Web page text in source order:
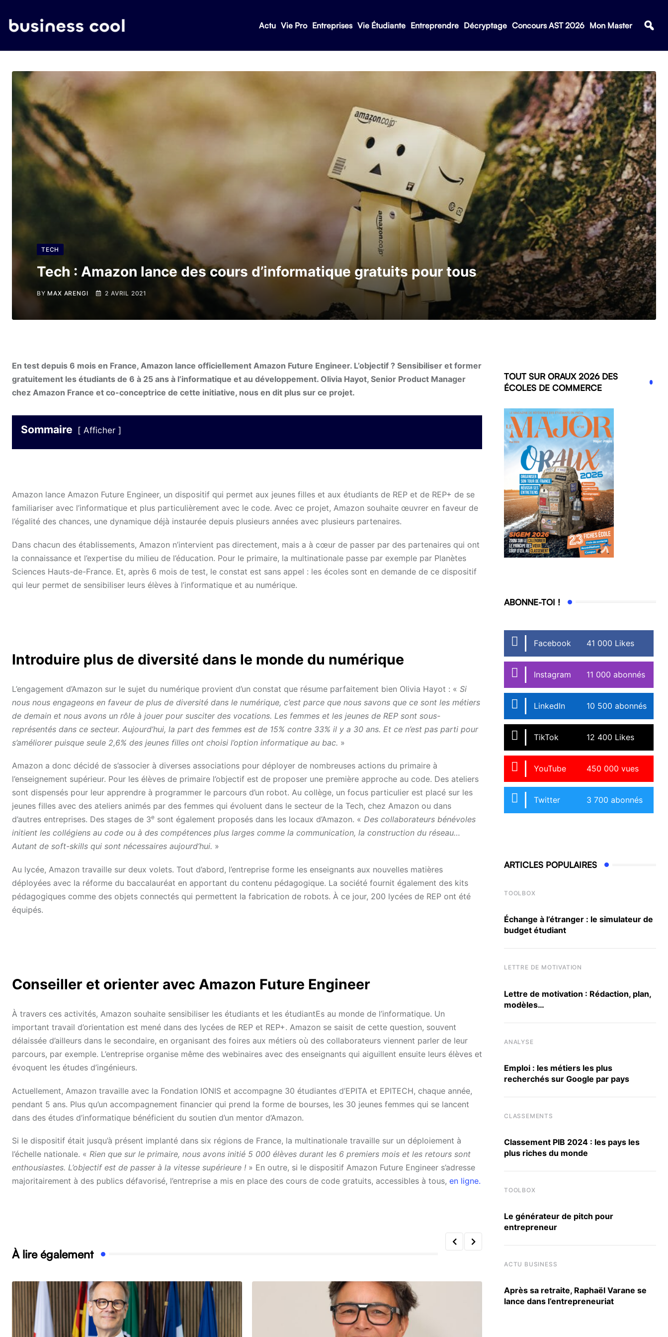
Actu Vie Pro Entreprises Vie Étudiante Entreprendre Décryptage Concours AST 2026 Mon Master
TECH
Tech : Amazon lance des cours d’informatique gratuits pour tous
BY MAX ARENGI 2 AVRIL 2021
En test depuis 6 mois en France, Amazon lance officiellement Amazon Future Engineer. L’objectif ? Sensibiliser et former
gratuitement les étudiants de 6 à 25 ans à l’informatique et au développement. Olivia Hayot, Senior Product Manager
chez Amazon France et co-conceptrice de cette initiative, nous en dit plus sur ce projet.
Sommaire Afficher
Amazon lance Amazon Future Engineer, un dispositif qui permet aux jeunes filles et aux étudiants de REP et de REP+ de se
familiariser avec l’informatique et plus particulièrement avec le code. Avec ce projet, Amazon souhaite œuvrer en faveur de
l’égalité des chances, une dynamique déjà instaurée depuis plusieurs années avec plusieurs partenaires.
Dans chacun des établissements, Amazon n’intervient pas directement, mais a à cœur de passer par des partenaires qui ont
la connaissance et l’expertise du milieu de l’éducation. Pour le primaire, la multinationale passe par exemple par Planètes
Sciences Hauts-de-France. Et, après 6 mois de test, le constat est sans appel : les écoles sont en demande de ce dispositif
qui leur permet de sensibiliser leurs élèves à l’informatique et au numérique.
Introduire plus de diversité dans le monde du numérique
L’engagement d’Amazon sur le sujet du numérique provient d’un constat que résume parfaitement bien Olivia Hayot : « Si
nous nous engageons en faveur de plus de diversité dans le numérique, c’est parce que nous savons que ce sont les métiers
de demain et nous avons un rôle à jouer pour susciter des vocations. Les femmes et les jeunes de REP sont sous-
représentés dans ce secteur. Aujourd’hui, la part des femmes est de 15% contre 33% il y a 30 ans. Et ce n’est pas parti pour
s’améliorer puisque seule 2,6% des jeunes filles ont choisi l’option informatique au bac. »
Amazon a donc décidé de s’associer à diverses associations pour déployer de nombreuses actions du primaire à
l’enseignement supérieur. Pour les élèves de primaire l’objectif est de proposer une première approche au code. Des ateliers
sont dispensés pour leur apprendre à programmer le parcours d’un robot. Au collège, un focus particulier est placé sur les
jeunes filles avec des ateliers animés par des femmes qui évoluent dans le secteur de la Tech, chez Amazon ou dans
d’autres entreprises. Des stages de 3e sont également proposés dans les locaux d’Amazon. « Des collaborateurs bénévoles
initient les collégiens au code ou à des compétences plus larges comme la communication, la construction du réseau…
Autant de soft-skills qui sont nécessaires aujourd’hui. »
Au lycée, Amazon travaille sur deux volets. Tout d’abord, l’entreprise forme les enseignants aux nouvelles matières
déployées avec la réforme du baccalauréat en apportant du contenu pédagogique. La société fournit également des kits
pédagogiques comme des objets connectés qui permettent la fabrication de robots. À ce jour, 200 lycées de REP ont été
équipés.
Conseiller et orienter avec Amazon Future Engineer
À travers ces activités, Amazon souhaite sensibiliser les étudiants et les étudiantEs au monde de l’informatique. Un
important travail d’orientation est mené dans des lycées de REP et REP+. Amazon se saisit de cette question, souvent
délaissée d’ailleurs dans le secondaire, en organisant des foires aux métiers où des collaborateurs viennent parler de leur
parcours, par exemple. L’entreprise organise même des webinaires avec des enseignants qui aiguillent ensuite leurs élèves et
évoquent les études d’ingénieurs.
Actuellement, Amazon travaille avec la Fondation IONIS et accompagne 30 étudiantes d’EPITA et EPITECH, chaque année,
pendant 5 ans. Plus qu’un accompagnement financier qui prend la forme de bourses, les 30 jeunes femmes qui se lancent
dans des études d’informatique bénéficient du soutien d’un mentor d’Amazon.
Si le dispositif était jusqu’à présent implanté dans six régions de France, la multinationale travaille sur un déploiement à
l’échelle nationale. « Rien que sur le primaire, nous avons initié 5 000 élèves durant les 6 premiers mois et les retours sont
enthousiastes. L’objectif est de passer à la vitesse supérieure ! » En outre, si le dispositif Amazon Future Engineer s’adresse
majoritairement à des publics défavorisé, l’entreprise a mis en place des cours de code gratuits, accessibles à tous, en ligne.
À lire également
TOUT SUR ORAUX 2026 DES
ÉCOLES DE COMMERCE
ABONNE-TOI !
Facebook 41 000 Likes
Instagram 11 000 abonnés
LinkedIn 10 500 abonnés
TikTok 12 400 Likes
YouTube 450 000 vues
Twitter 3 700 abonnés
ARTICLES POPULAIRES
TOOLBOX
Échange à l’étranger : le simulateur de
budget étudiant
LETTRE DE MOTIVATION
Lettre de motivation : Rédaction, plan,
modèles…
ANALYSE
Emploi : les métiers les plus
recherchés sur Google par pays
CLASSEMENTS
Classement PIB 2024 : les pays les
plus riches du monde
TOOLBOX
Le générateur de pitch pour
entrepreneur
ACTU BUSINESS
Après sa retraite, Raphaël Varane se
lance dans l’entrepreneuriat